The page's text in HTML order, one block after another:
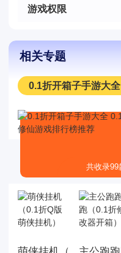
游戏权限
相关专题
0.1折开箱子手游大
共收录99